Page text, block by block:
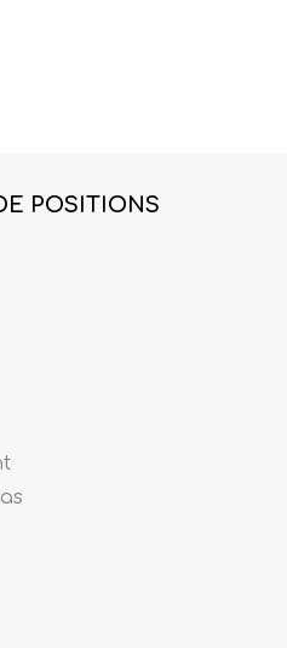
POSITIONS